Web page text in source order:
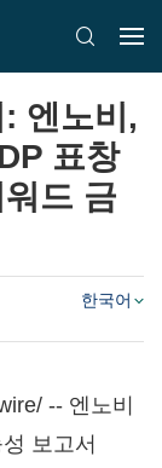
엔노비,
표창
드 금
한국어
-- 엔노비
보고서